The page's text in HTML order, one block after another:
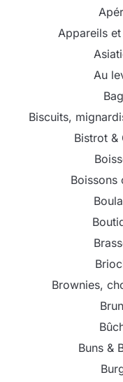
Appareils
Au
Biscuits,
Bistrot &
Boissons
Brownies,
Buns &